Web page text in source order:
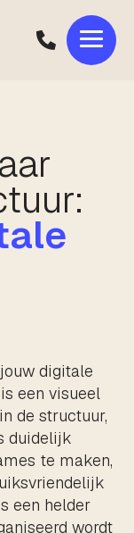
digitale
een visueel
de structuur,
duidelijk
te maken,
een helder
wordt